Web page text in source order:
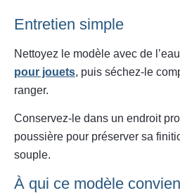
Entretien simple
Nettoyez le modèle avec de
pour jouets, puis séchez-le
ranger.
Conservez-le dans un endroit
poussière pour préserver sa
souple.
À qui ce modèle